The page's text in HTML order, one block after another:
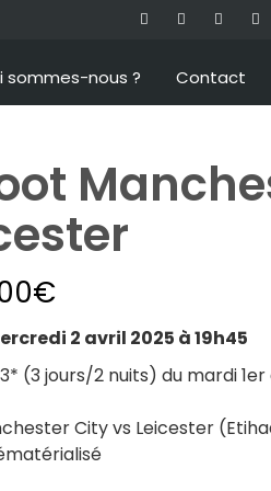
sommes-nous ? Contact
€
2 avril 2025 à 19h45
(3 jours/2 nuits) du mardi 1er
City vs Leicester